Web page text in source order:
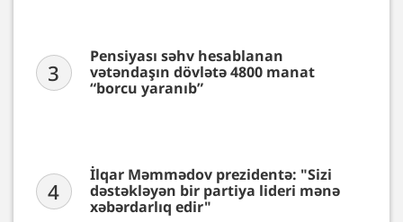
3
Pensiyası səhv hesablanan
vətəndaşın dövlətə 4800 manat
“borcu yaranıb”
4
İlqar Məmmədov prezidentə: "Sizi
dəstəkləyən bir partiya lideri mənə
xəbərdarlıq edir"